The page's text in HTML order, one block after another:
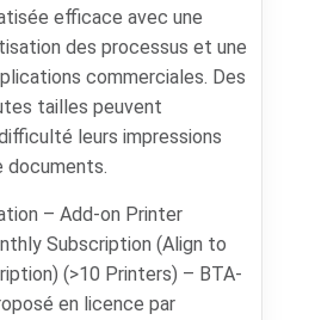
efficace avec une
des processus et une
commerciales. Des
tailles peuvent
leurs impressions
documents.
– Add-on Printer
Subscription (Align to
(>10 Printers) – BTA-
en licence par